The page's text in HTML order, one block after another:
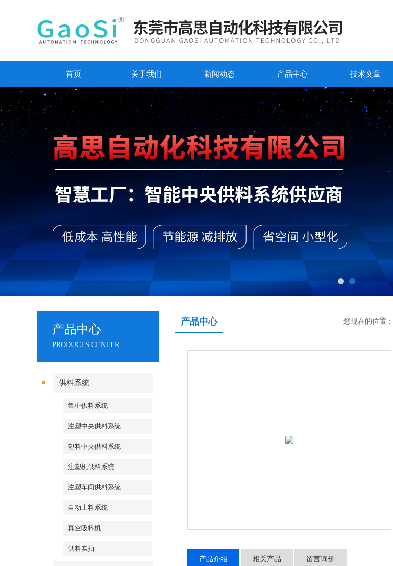
首页 关于我们 新闻动态 产品中心 技术文章
产品中心
PRODUCTS CENTER
供料系统
集中供料系统
注塑中央供料系统
塑料中央供料系统
注塑机供料系统
注塑车间供料系统
自动上料系统
真空吸料机
供料实拍
产品中心 您现在的位置：
产品介绍 相关产品 留言询价